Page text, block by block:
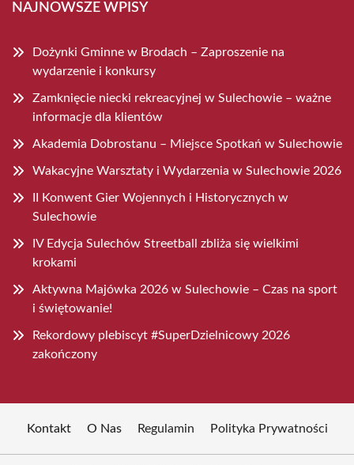
NAJNOWSZE WPISY
Dożynki Gminne w Brodach – Zaproszenie na
wydarzenie i konkursy
Zamknięcie niecki rekreacyjnej w Sulechowie – ważne
informacje dla klientów
Akademia Dobrostanu – Miejsce Spotkań w Sulechowie
Wakacyjne Warsztaty i Wydarzenia w Sulechowie 2026
II Konwent Gier Wojennych i Historycznych w
Sulechowie
IV Edycja Sulechów Streetball zbliża się wielkimi
krokami
Aktywna Majówka 2026 w Sulechowie – Czas na sport
i świętowanie!
Rekordowy plebiscyt #SuperDzielnicowy 2026
zakończony
Kontakt O Nas Regulamin Polityka Prywatności